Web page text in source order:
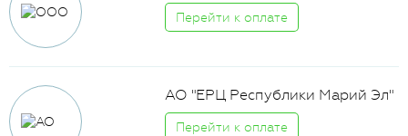
Перейти к оплате
АО "ЕРЦ Республики Марий Эл"
Перейти к оплате